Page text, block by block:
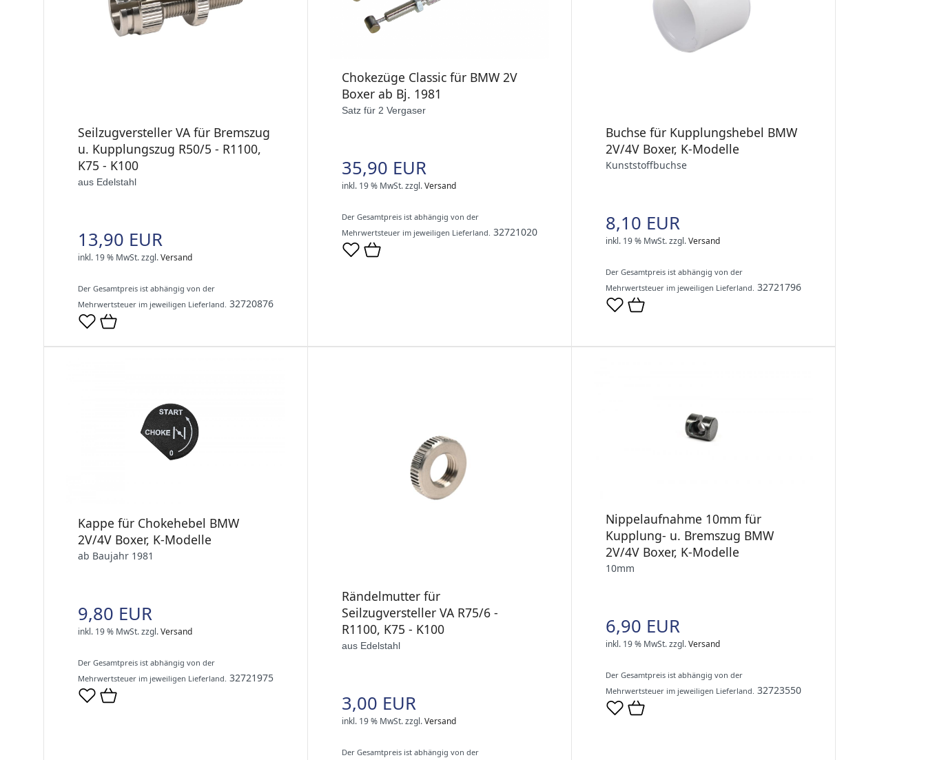
Seilzugversteller VA für Bremszug
u. Kupplungszug R50/5 - R1100,
K75 - K100
aus Edelstahl
13,90 EUR
inkl. 19 % MwSt.zzgl.Versand
Der Gesamtpreis ist abhängig von der
Mehrwertsteuer im jeweiligen Lieferland. 32720876
Chokezüge Classic für BMW 2V
Boxer ab Bj. 1981
Satz für 2 Vergaser
35,90 EUR
inkl. 19 % MwSt.zzgl.Versand
Der Gesamtpreis ist abhängig von der
Mehrwertsteuer im jeweiligen Lieferland. 32721020
Buchse für Kupplungshebel BMW
2V/4V Boxer, K-Modelle
Kunststoffbuchse
8,10 EUR
inkl. 19 % MwSt.zzgl.Versand
Der Gesamtpreis ist abhängig von der
Mehrwertsteuer im jeweiligen Lieferland. 32721796
Kappe für Chokehebel BMW
2V/4V Boxer, K-Modelle
ab Baujahr 1981
9,80 EUR
inkl. 19 % MwSt.zzgl.Versand
Der Gesamtpreis ist abhängig von der
Mehrwertsteuer im jeweiligen Lieferland. 32721975
Rändelmutter für
Seilzugversteller VA R75/6 -
R1100, K75 - K100
aus Edelstahl
3,00 EUR
inkl. 19 % MwSt.zzgl.Versand
Der Gesamtpreis ist abhängig von der
Nippelaufnahme 10mm für
Kupplung- u. Bremszug BMW
2V/4V Boxer, K-Modelle
10mm
6,90 EUR
inkl. 19 % MwSt.zzgl.Versand
Der Gesamtpreis ist abhängig von der
Mehrwertsteuer im jeweiligen Lieferland. 32723550